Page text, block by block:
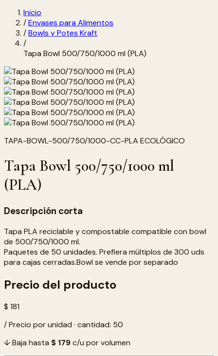
Inicio
/Envases para Alimentos
/Bowls y Potes Kraft
/
Tapa Bowl 500/750/1000 ml (PLA)
TAPA-BOWL-500/750/1000-CC-PLA ECOLÓGICO
Tapa Bowl 500/750/1000 ml
(PLA)
Descripción corta
Tapa PLA reciclable y compostable compatible con bowl
de 500/750/1000 ml.
Paquetes de 50 unidades. Prefiera múltiplos de 300 uds
para cajas cerradas.Bowl se vende por separado
Precio del producto
$ 181
/ Precio por unidad · cantidad: 50
↓ Baja hasta $ 179c/u por volumen